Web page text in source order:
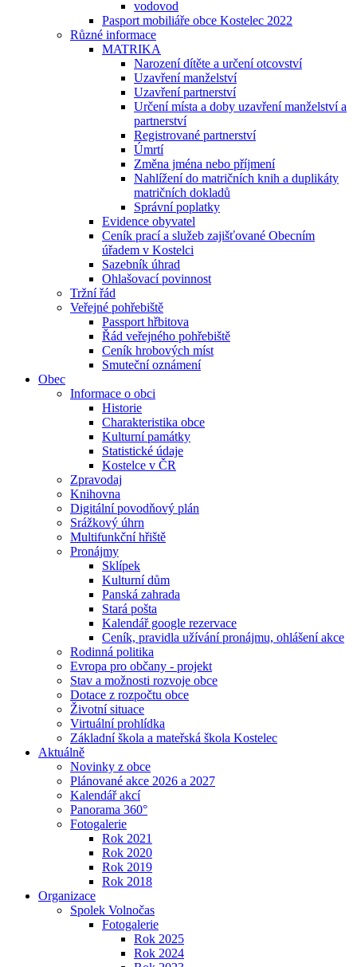
vodovod
Pasport mobiliáře obce Kostelec 2022
Různé informace
MATRIKA
Narození dítěte a určení otcovství
Uzavření manželství
Uzavření partnerství
Určení místa a doby uzavření manželství a
partnerství
Registrované partnerství
Úmrtí
Změna jména nebo příjmení
Nahlížení do matričních knih a duplikáty
matričních dokladů
Správní poplatky
Evidence obyvatel
Ceník prací a služeb zajišťované Obecním
úřadem v Kostelci
Sazebník úhrad
Ohlašovací povinnost
Tržní řád
Veřejné pohřebiště
Passport hřbitova
Řád veřejného pohřebiště
Ceník hrobových míst
Smuteční oznámení
Obec
Informace o obci
Historie
Charakteristika obce
Kulturní památky
Statistické údaje
Kostelce v ČR
Zpravodaj
Knihovna
Digitální povodňový plán
Srážkový úhrn
Multifunkční hřiště
Pronájmy
Sklípek
Kulturní dům
Panská zahrada
Stará pošta
Kalendář google rezervace
Ceník, pravidla užívání pronájmu, ohlášení akce
Rodinná politika
Evropa pro občany - projekt
Stav a možnosti rozvoje obce
Dotace z rozpočtu obce
Životní situace
Virtuální prohlídka
Základní škola a mateřská škola Kostelec
Aktuálně
Novinky z obce
Plánované akce 2026 a 2027
Kalendář akcí
Panorama 360°
Fotogalerie
Rok 2021
Rok 2020
Rok 2019
Rok 2018
Organizace
Spolek Volnočas
Fotogalerie
Rok 2025
Rok 2024